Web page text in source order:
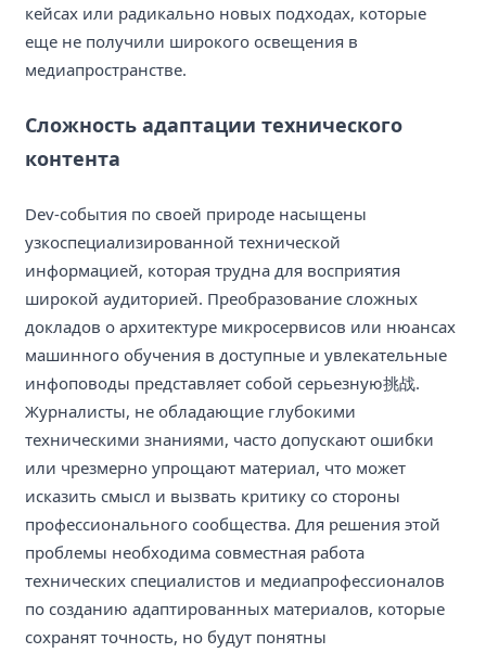
кейсах или радикально новых подходах, которые
еще не получили широкого освещения в
медиапространстве.
Сложность адаптации технического
контента
Dev-события по своей природе насыщены
узкоспециализированной технической
информацией, которая трудна для восприятия
широкой аудиторией. Преобразование сложных
докладов о архитектуре микросервисов или нюансах
машинного обучения в доступные и увлекательные
инфоповоды представляет собой серьезную挑战.
Журналисты, не обладающие глубокими
техническими знаниями, часто допускают ошибки
или чрезмерно упрощают материал, что может
исказить смысл и вызвать критику со стороны
профессионального сообщества. Для решения этой
проблемы необходима совместная работа
технических специалистов и медиапрофессионалов
по созданию адаптированных материалов, которые
сохранят точность, но будут понятны